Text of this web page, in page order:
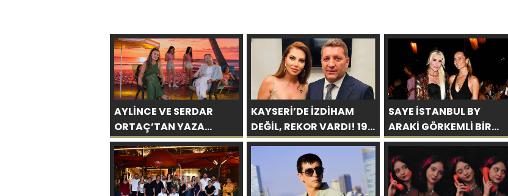
AYLİNCE VE SERDAR
ORTAÇ’TAN YAZA
“ROMANTİK AŞK”
BOMBASI!
KAYSERİ’DE İZDİHAM
DEĞİL, REKOR VARDI! 195
BİN KİŞİ
SAYE İSTANBUL BY
ARAKİ GÖRKEMLİ BİR
AÇILIŞLA KAPILARINI
AÇTI!